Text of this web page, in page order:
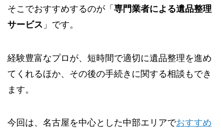
そこでおすすめするのが「 専門業者による遺品整理
サービス 」です。
経験豊富なプロが、短時間で適切に遺品整理を進め
てくれるほか、その後の手続きに関する相談もでき
ます。
今回は、名古屋を中心とした中部エリアでおすすめ